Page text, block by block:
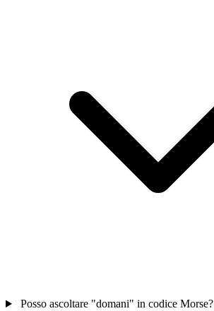
Posso ascoltare "domani" in codice Morse?